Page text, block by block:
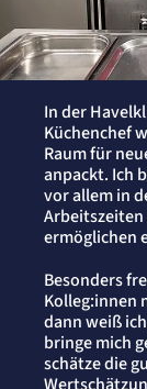
In der
Küchenchef
Raum für
anpackt. Ich
vor allem in
ermöglichen
Besonders
Kolleg:innen
dann weiß
bringe mich
schätze die